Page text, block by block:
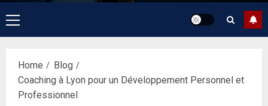
Primary
Menu
Home
Blog
Coaching à Lyon pour un Développement Personnel et
Professionnel